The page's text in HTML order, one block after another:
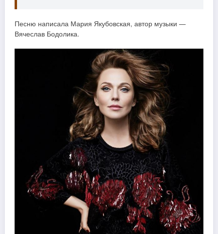
Песню написала Мария Якубовская, автор музыки —
Вячеслав Бодолика.